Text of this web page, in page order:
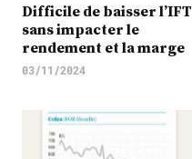
Difficile de baisser l’IFT
sans impacter le
rendement et la marge
03/11/2024